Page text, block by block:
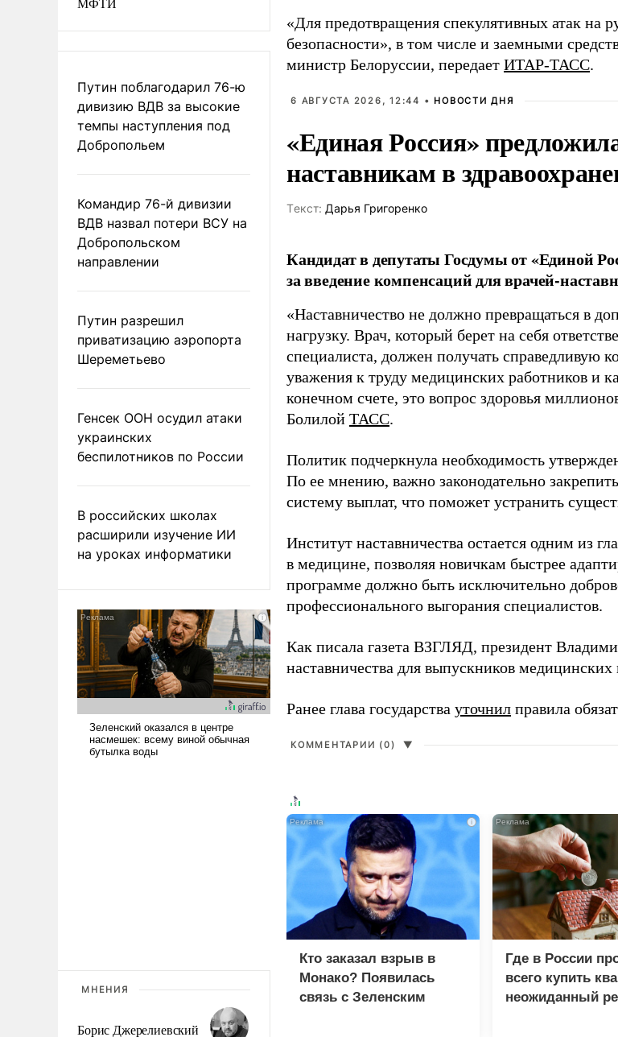
Путин поблагодарил 76-ю
дивизию ВДВ за высокие
темпы наступления под
Добропольем
Командир 76-й дивизии
ВДВ назвал потери ВСУ на
Добропольском
направлении
Путин разрешил
приватизацию аэропорта
Шереметьево
Генсек ООН осудил атаки
украинских
беспилотников по России
В российских школах
расширили изучение ИИ
на уроках информатики
МНЕНИЯ
Борис Джерелиевский
«Для предотвращения спекулятивных атак на
безопасности», в том числе и заемными
министр Белоруссии, передает ИТАР-ТАСС.
6 АВГУСТА 2026, 12:44 • НОВОСТИ ДНЯ
«Единая Россия»
наставникам в
Tекст: Дарья Григоренко
Кандидат в депутаты Госдумы от «Единой
за введение компенсаций для врачей-
«Наставничество не должно превращаться в
нагрузку. Врач, который берет на себя
специалиста, должен получать справедливую
уважения к труду медицинских работников и
конечном счете, это вопрос здоровья
Болилой ТАСС.
Политик подчеркнула необходимость
По ее мнению, важно законодательно
систему выплат, что поможет устранить
Институт наставничества остается одним из
в медицине, позволяя новичкам быстрее
программе должно быть исключительно
профессионального выгорания специалистов.
Как писала газета ВЗГЛЯД, президент
наставничества для выпускников медицинских
Ранее глава государства уточнил правила
КОММЕНТАРИИ (0) ▼
i
Кто заказал взрыв в
Монако? Появилась
связь с Зеленским
Где в России
всего купить
неожиданный